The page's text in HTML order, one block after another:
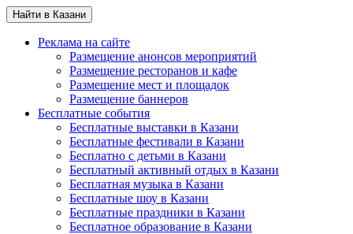
Найти в Казани
Реклама на сайте
Размещение анонсов мероприятий
Размещение ресторанов и кафе
Размещение мест и площадок
Размещение баннеров
Бесплатные события
Бесплатные выставки в Казани
Бесплатные фестивали в Казани
Бесплатно с детьми в Казани
Бесплатный активный отдых в Казани
Бесплатная музыка в Казани
Бесплатные шоу в Казани
Бесплатные праздники в Казани
Бесплатное образование в Казани